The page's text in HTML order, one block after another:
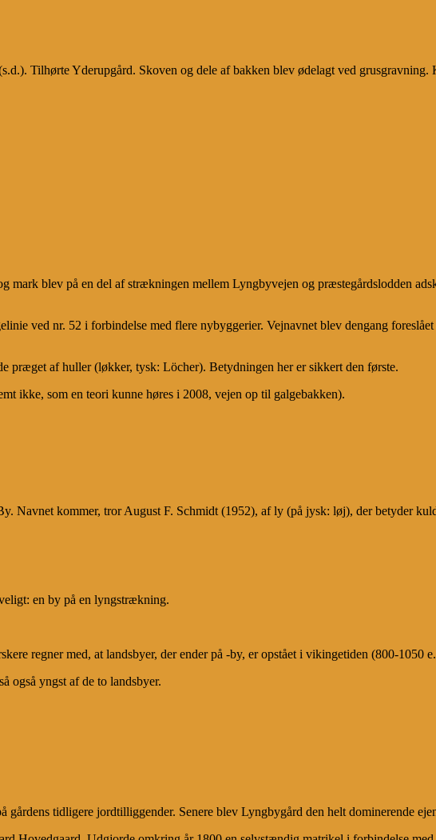
Tilhørte Yderupgård. Skoven og dele af bakken blev ødelagt ved
mark blev på en del af strækningen mellem Lyngbyvejen og præstegårdslodden
ved nr. 52 i forbindelse med flere nybyggerier. Vejnavnet blev dengang
præget af huller (løkker, tysk: Löcher). Betydningen her er sikkert den første.
ikke, som en teori kunne høres i 2008, vejen op til galgebakken).
kommer, tror August F. Schmidt (1952), af ly (på jysk: løj), der betyder
en by på en lyngstrækning.
regner med, at landsbyer, der ender på -by, er opstået i vikingetiden (800-1050
også yngst af de to landsbyer.
tidligere jordtilliggender. Senere blev Lyngbygård den helt dominerende